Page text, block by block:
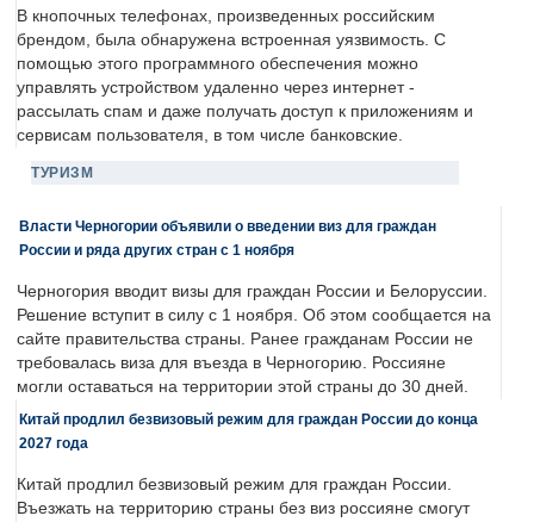
В кнопочных телефонах, произведенных российским
брендом, была обнаружена встроенная уязвимость. С
помощью этого программного обеспечения можно
управлять устройством удаленно через интернет -
рассылать спам и даже получать доступ к приложениям и
сервисам пользователя, в том числе банковские.
ТУРИЗМ
Власти Черногории объявили о введении виз для граждан
России и ряда других стран с 1 ноября
Черногория вводит визы для граждан России и Белоруссии.
Решение вступит в силу с 1 ноября. Об этом сообщается на
сайте правительства страны. Ранее гражданам России не
требовалась виза для въезда в Черногорию. Россияне
могли оставаться на территории этой страны до 30 дней.
Китай продлил безвизовый режим для граждан России до конца
2027 года
Китай продлил безвизовый режим для граждан России.
Въезжать на территорию страны без виз россияне смогут